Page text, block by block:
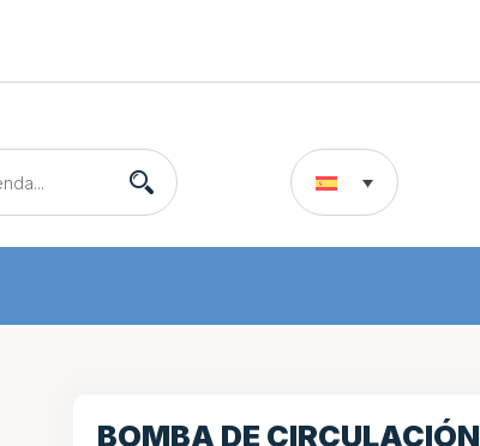
BOMBA DE CIRCULACIÓN